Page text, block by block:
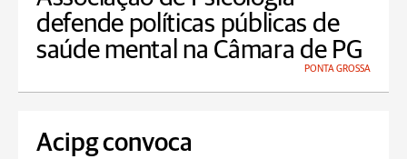
defende políticas públicas de
saúde mental na Câmara de PG
PONTA GROSSA
Acipg convoca